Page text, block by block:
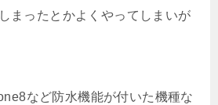
まったとかよくやってしまいが
など防水機能が付いた機種な